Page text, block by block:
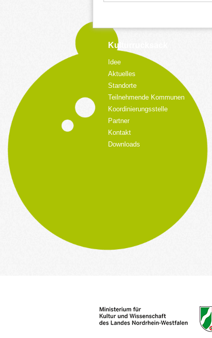
Kulturrucksack
Idee
Aktuelles
Standorte
Teilnehmende Kommunen
Koordinierungsstelle
Partner
Kontakt
Downloads